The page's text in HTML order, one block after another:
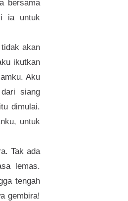
bersama
ia untuk
akan
ikutkan
Aku
siang
dimulai.
untuk
Tak ada
lemas.
tengah
gembira!